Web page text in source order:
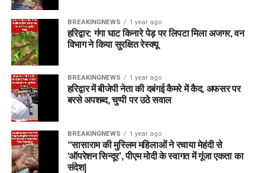
BREAKINGNEWS 1 year ago
हरिद्वार: गंगा घाट किनारे पेड़ पर लिपटा मिला अजगर, वन
विभाग ने किया सुरक्षित रेस्क्यू
BREAKINGNEWS 1 year ago
हरिद्वार में बीजेपी नेता की दबंगई कैमरे में कैद, अफसर पर
बरसे अपशब्द, चुप्पी पर उठे सवाल
BREAKINGNEWS 1 year ago
“सासाराम की मुस्लिम महिलाओं ने रचाया मेहंदी से
‘ऑपरेशन सिन्दूर’, पीएम मोदी के स्वागत में गूंजा एकता का
संदेश|